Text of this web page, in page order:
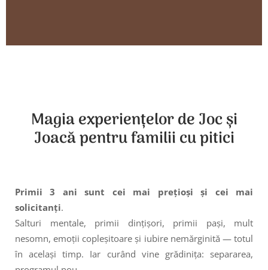
Magia experiențelor de Joc și
Joacă pentru familii cu pitici
Primii 3 ani sunt cei mai prețioși și cei mai
solicitanți.
Salturi mentale, primii dințișori, primii pași, mult
nesomn, emoții copleșitoare și iubire nemărginită — totul
în același timp. Iar curând vine grădinița: separarea,